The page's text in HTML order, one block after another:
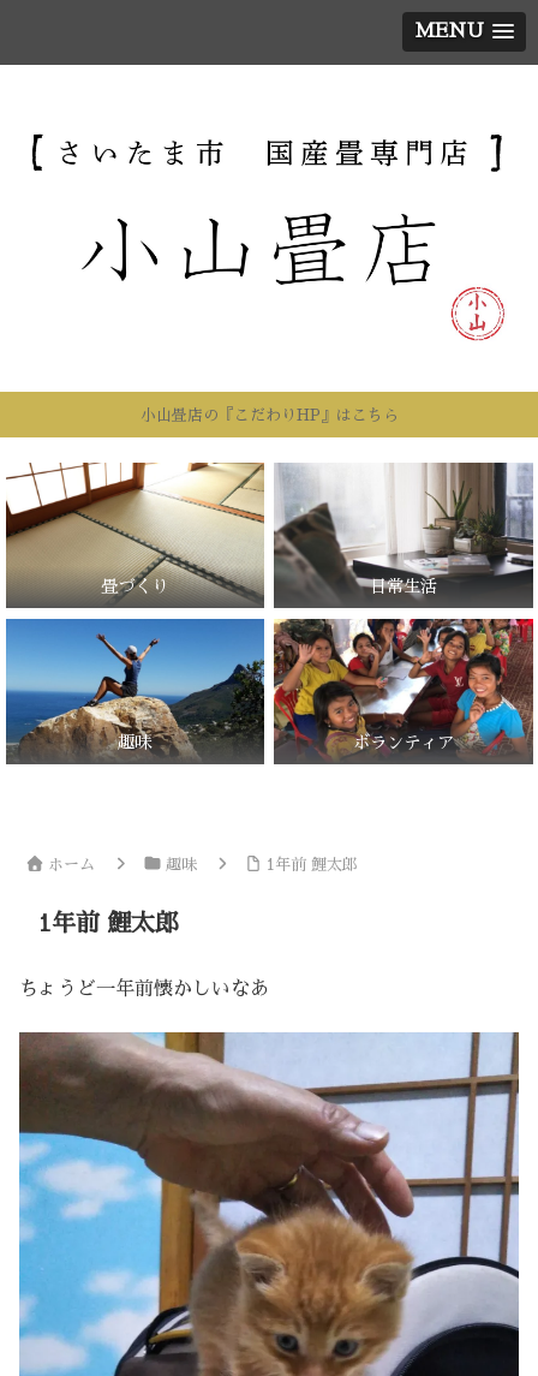
MENU
小山畳店の『こだわりHP』はこちら
畳づくり 日常生活
趣味 ボランティア
ホーム 趣味 1年前 鯉太郎
1年前 鯉太郎
ちょうど一年前懐かしいなあ